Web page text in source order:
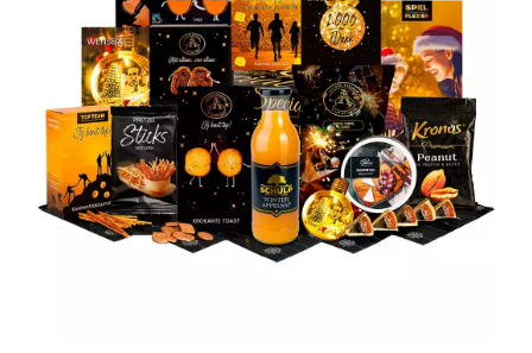
Over Kerst & Kado